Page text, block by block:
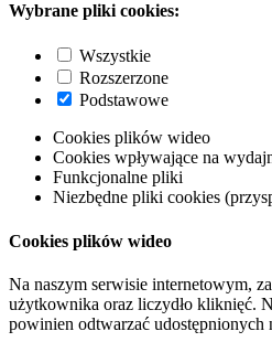
Wybrane pliki cookies:
Wszystkie
Rozszerzone
Podstawowe
Cookies plików wideo
Cookies wpływające na
Funkcjonalne pliki
Niezbędne pliki cookies
Cookies plików wideo
Na naszym serwisie internetowym,
użytkownika oraz liczydło kliknięć.
powinien odtwarzać udostępnionych